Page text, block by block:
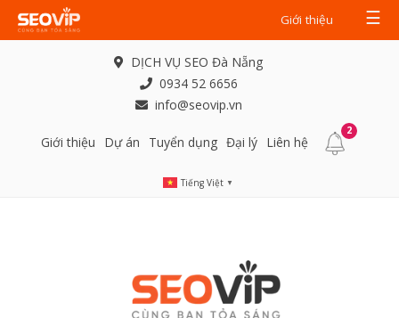
Giới thiệu ☰
DỊCH VỤ SEO Đà Nẵng
0934 52 6656
info@seovip.vn
Giới thiệu Dự án Tuyển dụng Đại lý Liên hệ
2
Tiếng Việt ▼